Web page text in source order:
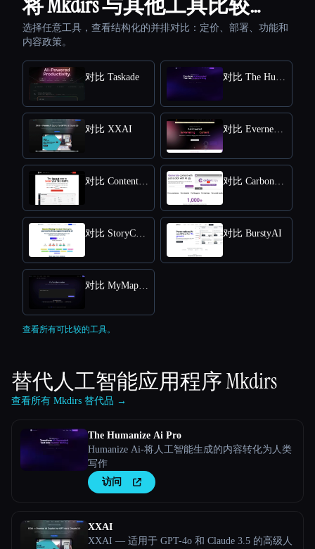
选择任意工具，查看结构化的并排对比：定价、部署、功能和
内容政策。
对比 Taskade 对比 The Humanize Ai Pro
对比 XXAI 对比 Everneed AI
对比 Content Raptor 对比 CarbonCopy
对比 StoryChief 对比 BurstyAI
对比 MyMap.AI YouTube Summarizer
查看所有可比较的工具。
替代人工智能应用程序Mkdirs
查看所有 Mkdirs 替代品 →
The Humanize Ai Pro
Humanize Ai-将人工智能生成的内容转化为人类
写作
访问
XXAI
XXAI — 适用于 GPT-4o 和 Claude 3.5 的高级人